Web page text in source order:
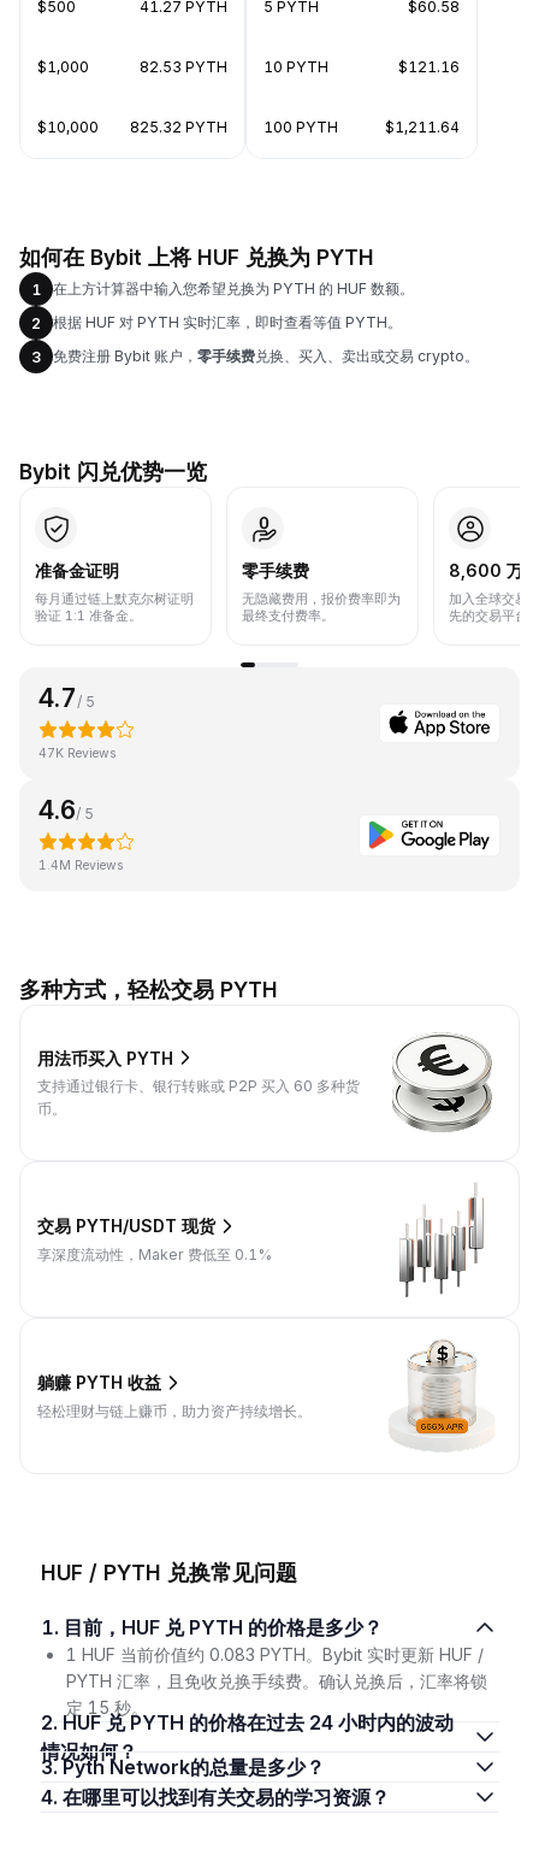
$500 41.27 PYTH
$1,000 82.53 PYTH
$10,000 825.32 PYTH
5 PYTH $60.58
10 PYTH $121.16
100 PYTH $1,211.64
如何在 Bybit 上将 HUF 兑换为 PYTH
1
在上方计算器中输入您希望兑换为 PYTH 的 HUF 数额。
2
根据 HUF 对 PYTH 实时汇率，即时查看等值 PYTH。
3
免费注册 Bybit 账户， 零手续费 兑换、买入、卖出或交易 crypto。
Bybit 闪兑优势一览
准备金证明
每月通过链上默克尔树证明
验证 1:1 准备金。
零手续费
无隐藏费用，报价费率即为
最终支付费率。
8,600 万+
加入全球交易
先的交易平台
4.7/ 5
47K Reviews
4.6/ 5
1.4M Reviews
多种方式，轻松交易 PYTH
用法币买入 PYTH
支持通过银行卡、银行转账或 P2P 买入 60 多种货
币。
交易 PYTH/USDT 现货
享深度流动性，Maker 费低至 0.1%
躺赚 PYTH 收益
轻松理财与链上赚币，助力资产持续增长。
HUF / PYTH 兑换常见问题
1. 目前，HUF 兑 PYTH 的价格是多少？
1 HUF 当前价值约 0.083 PYTH。Bybit 实时更新 HUF /
PYTH 汇率，且免收兑换手续费。确认兑换后，汇率将锁
定 15 秒。
2. HUF 兑 PYTH 的价格在过去 24 小时内的波动
情况如何？
3. Pyth Network的总量是多少？
4. 在哪里可以找到有关交易的学习资源？